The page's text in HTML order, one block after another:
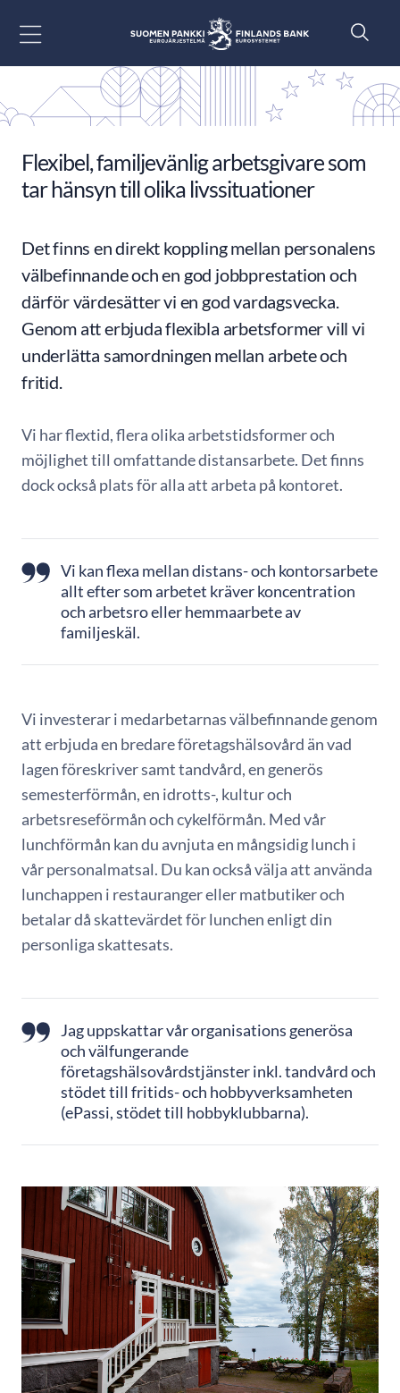
Flexibel, familjevänlig arbetsgivare som
tar hänsyn till olika livssituationer
Det finns en direkt koppling mellan personalens
välbefinnande och en god jobbprestation och
därför värdesätter vi en god vardagsvecka.
Genom att erbjuda flexibla arbetsformer vill vi
underlätta samordningen mellan arbete och
fritid.
Vi har flextid, flera olika arbetstidsformer och
möjlighet till omfattande distansarbete. Det finns
dock också plats för alla att arbeta på kontoret.
Vi kan flexa mellan distans- och kontorsarbete
allt efter som arbetet kräver koncentration
och arbetsro eller hemmaarbete av
familjeskäl.
Vi investerar i medarbetarnas välbefinnande genom
att erbjuda en bredare företagshälsovård än vad
lagen föreskriver samt tandvård, en generös
semesterförmån, en idrotts-, kultur och
arbetsreseförmån och cykelförmån. Med vår
lunchförmån kan du avnjuta en mångsidig lunch i
vår personalmatsal. Du kan också välja att använda
lunchappen i restauranger eller matbutiker och
betalar då skattevärdet för lunchen enligt din
personliga skattesats.
Jag uppskattar vår organisations generösa
och välfungerande
företagshälsovårdstjänster inkl. tandvård och
stödet till fritids- och hobbyverksamheten
(ePassi, stödet till hobbyklubbarna).